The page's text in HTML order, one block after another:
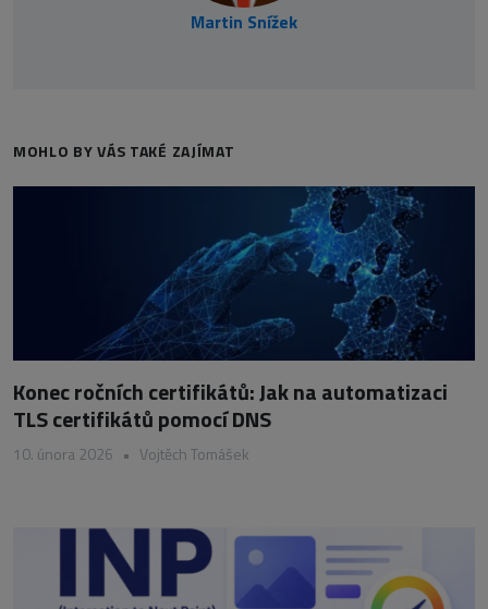
Martin Snížek
MOHLO BY VÁS TAKÉ ZAJÍMAT
Konec ročních certifikátů: Jak na automatizaci
TLS certifikátů pomocí DNS
10. února 2026 • Vojtěch Tomášek